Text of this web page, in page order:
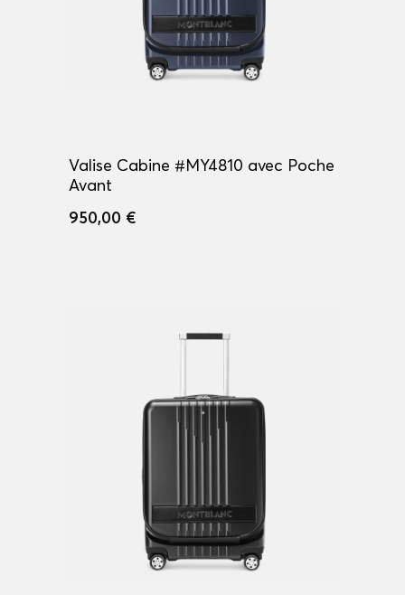
Valise Cabine #MY4810 avec Poche
Avant
950,00 €